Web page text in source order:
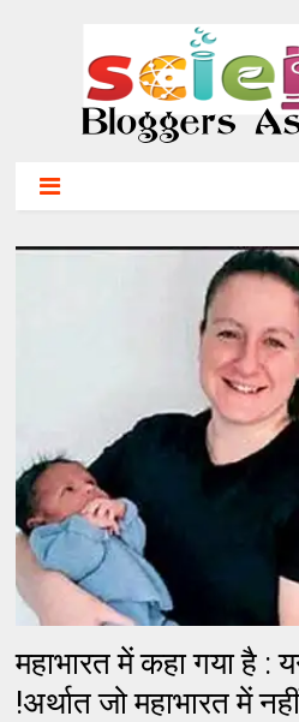
महाभारत में कहा गया है :
!अर्थात जो महाभारत में